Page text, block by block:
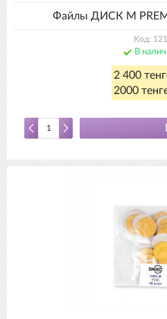
Файлы ДИСК М
Код:
В
2 400
2000